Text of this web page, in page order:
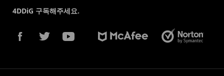
4DDiG 구독해주세요.